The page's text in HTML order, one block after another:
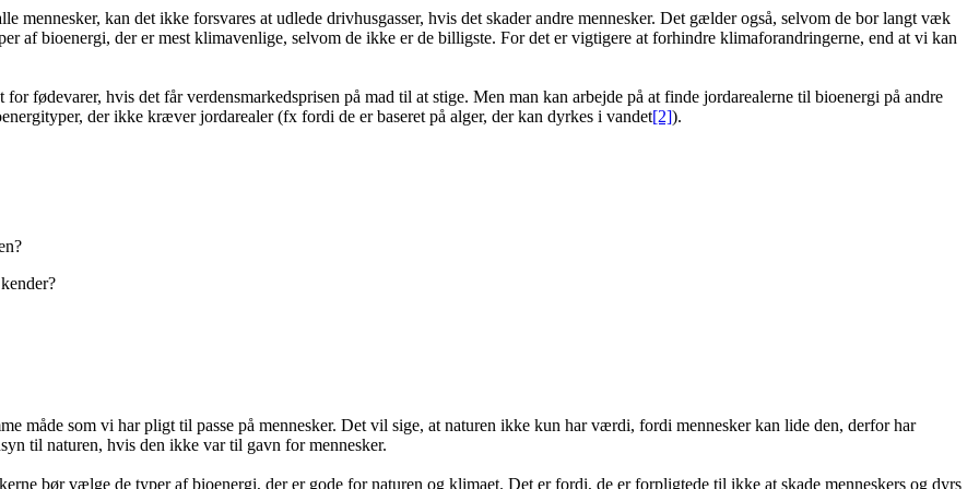
mennesker, kan det ikke forsvares at udlede drivhusgasser, hvis det skader andre mennesker. Det gælder også, selvom de bor langt væk
af bioenergi, der er mest klimavenlige, selvom de ikke er de billigste. For det er vigtigere at forhindre klimaforandringerne, end at vi kan
fødevarer, hvis det får verdensmarkedsprisen på mad til at stige. Men man kan arbejde på at finde jordarealerne til bioenergi på andre
der ikke kræver jordarealer (fx fordi de er baseret på alger, der kan dyrkes i vandet[2]).
måde som vi har pligt til passe på mennesker. Det vil sige, at naturen ikke kun har værdi, fordi mennesker kan lide den, derfor har
til naturen, hvis den ikke var til gavn for mennesker.
bør vælge de typer af bioenergi, der er gode for naturen og klimaet. Det er fordi, de er forpligtede til ikke at skade menneskers og dyrs